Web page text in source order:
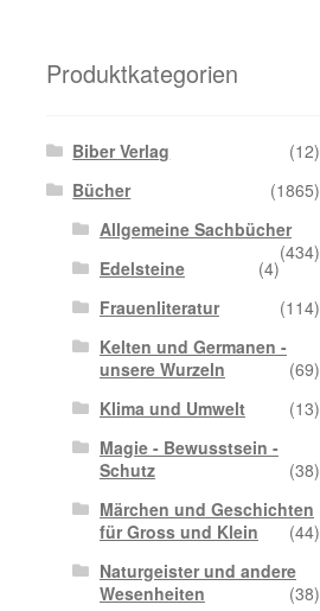
Produktkategorien
Biber Verlag
(12)
Bücher
(1865)
Allgemeine Sachbücher
(434)
Edelsteine
(4)
Frauenliteratur
(114)
Kelten und Germanen -
unsere Wurzeln
(69)
Klima und Umwelt
(13)
Magie - Bewusstsein -
Schutz
(38)
Märchen und Geschichten
für Gross und Klein
(44)
Naturgeister und andere
Wesenheiten
(38)